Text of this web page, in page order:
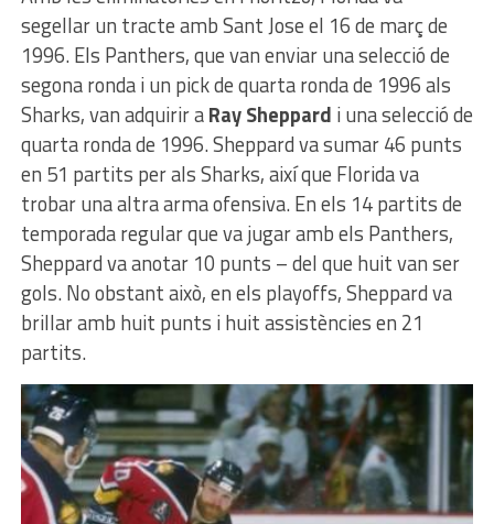
segellar un tracte amb Sant Jose el 16 de març de
1996. Els Panthers, que van enviar una selecció de
segona ronda i un pick de quarta ronda de 1996 als
Sharks, van adquirir aRay Sheppard i una selecció de
quarta ronda de 1996. Sheppard va sumar 46 punts
en 51 partits per als Sharks, així que Florida va
trobar una altra arma ofensiva. En els 14 partits de
temporada regular que va jugar amb els Panthers,
Sheppard va anotar 10 punts – del que huit van ser
gols. No obstant això, en els playoffs, Sheppard va
brillar amb huit punts i huit assistències en 21
partits.